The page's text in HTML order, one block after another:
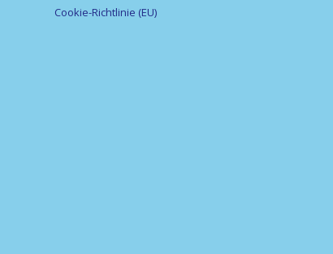
Cookie-Richtlinie (EU)